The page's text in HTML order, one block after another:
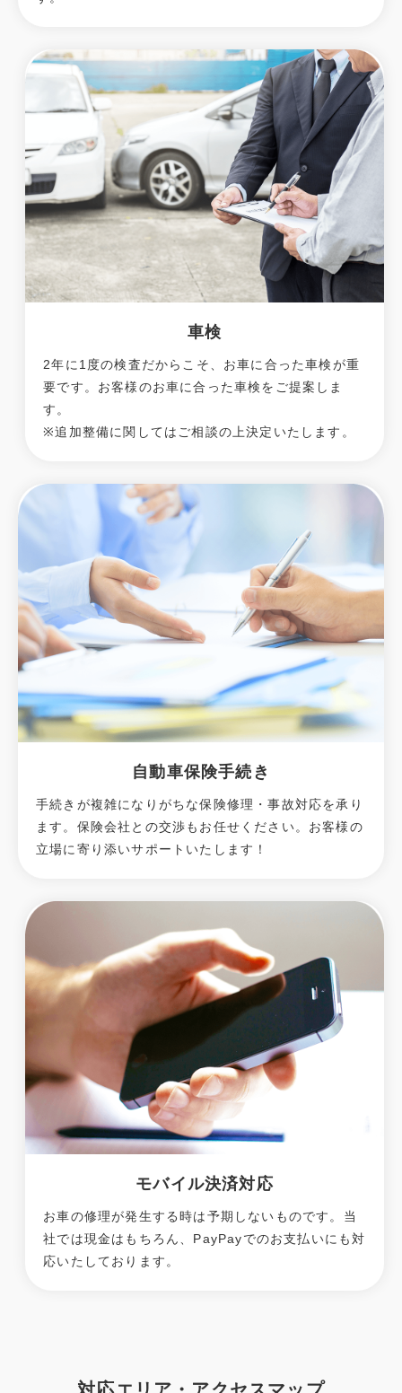
車検
2年に1度の検査だからこそ、お車に合った車検が重
要です。お客様のお車に合った車検をご提案しま
す。
※追加整備に関してはご相談の上決定いたします。
自動車保険手続き
手続きが複雑になりがちな保険修理・事故対応を承り
ます。保険会社との交渉もお任せください。お客様の
立場に寄り添いサポートいたします！
モバイル決済対応
お車の修理が発生する時は予期しないものです。当
社では現金はもちろん、PayPayでのお支払いにも対
応いたしております。